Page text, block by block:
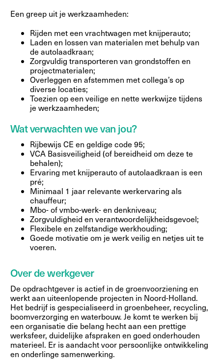
Een greep uit je werkzaamheden:
Rijden met een vrachtwagen met knijperauto;
Laden en lossen van materialen met behulp van
de autolaadkraan;
Zorgvuldig transporteren van grondstoffen en
projectmaterialen;
Overleggen en afstemmen met collega’s op
diverse locaties;
Toezien op een veilige en nette werkwijze tijdens
je werkzaamheden;
Wat verwachten we van jou?
Rijbewijs CE en geldige code 95;
VCA Basisveiligheid (of bereidheid om deze te
behalen);
Ervaring met knijperauto of autolaadkraan is een
pré;
Minimaal 1 jaar relevante werkervaring als
chauffeur;
Mbo- of vmbo-werk- en denkniveau;
Zorgvuldigheid en verantwoordelijkheidsgevoel;
Flexibele en zelfstandige werkhouding;
Goede motivatie om je werk veilig en netjes uit te
voeren.
Over de werkgever
De opdrachtgever is actief in de groenvoorziening en
werkt aan uiteenlopende projecten in Noord-Holland.
Het bedrijf is gespecialiseerd in groenbeheer, recycling,
boomverzorging en waterbouw. Je komt te werken bij
een organisatie die belang hecht aan een prettige
werksfeer, duidelijke afspraken en goed onderhouden
materieel. Er is aandacht voor persoonlijke ontwikkeling
en onderlinge samenwerking.